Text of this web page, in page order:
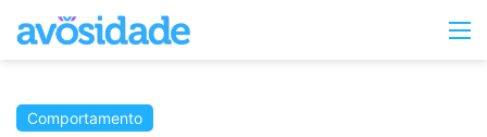
Switch
Comportamento